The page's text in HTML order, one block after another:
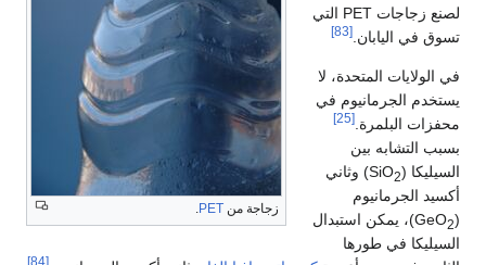
زجاجة من PET
.
لصنع زجاجات PET التي
تسوق في اليابان.[83]
في الولايات المتحدة، لا
يستخدم الجرمانيوم في
محفزات البلمرة.[25]
بسبب التشابه بين
السيليكا (SiO2
) وثاني
أكسيد الجرمانيوم
(GeO
2
)، يمكن استبدال
السيليكا في طورها
[84]